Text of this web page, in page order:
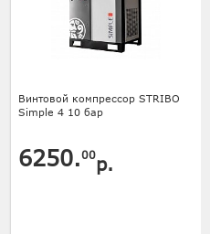
Винтовой компрессор STRIBO
Simple 4 10 бар
6250.00р.